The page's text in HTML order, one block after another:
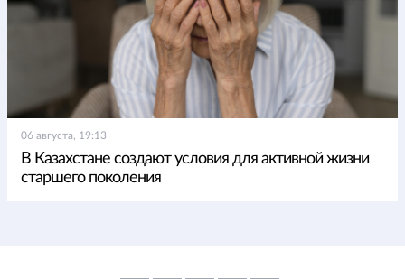
06 августа, 19:13
В Казахстане создают условия для активной жизни
старшего поколения